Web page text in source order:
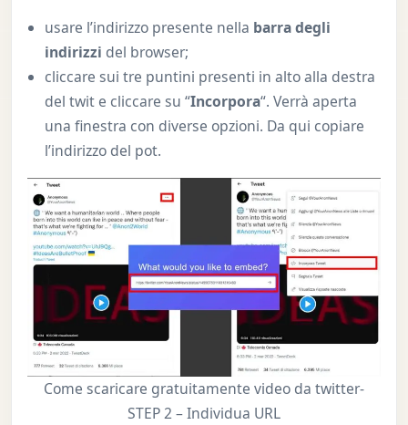
usare l’indirizzo presente nella barra degli
indirizzi del browser;
cliccare sui tre puntini presenti in alto alla destra
del twit e cliccare su “Incorpora“. Verrà aperta
una finestra con diverse opzioni. Da qui copiare
l’indirizzo del pot.
Come scaricare gratuitamente video da twitter-
STEP 2 – Individua URL